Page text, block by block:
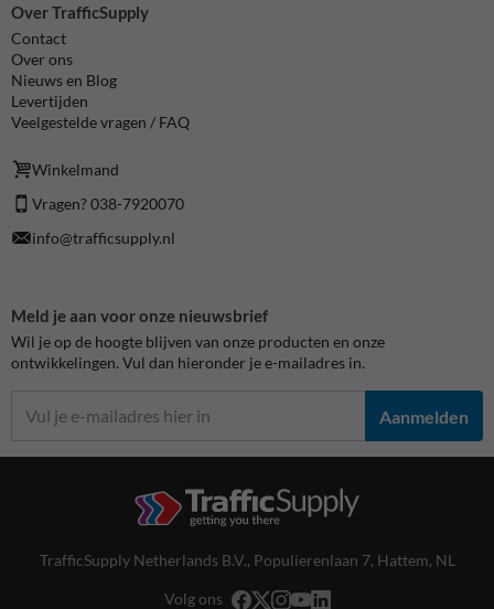
Over TrafficSupply
Contact
Over ons
Nieuws en Blog
Levertijden
Veelgestelde vragen / FAQ
Winkelmand
Vragen? 038-7920070
info@trafficsupply.nl
Meld je aan voor onze nieuwsbrief
Wil je op de hoogte blijven van onze producten en onze
ontwikkelingen. Vul dan hieronder je e-mailadres in.
Aanmelden
TrafficSupply Netherlands B.V., Populierenlaan 7, Hattem, NL
Volg ons